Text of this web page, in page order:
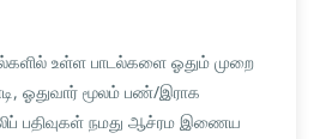
உள்ள பாடல்களை ஓதும் முறை
ஓதுவார் மூலம் பண்/இராக
பதிவுகள் நமது ஆச்ரம இணைய